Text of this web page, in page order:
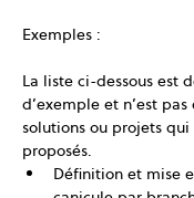
Exemples :
La liste ci-dessous est
d’exemple et n’est
solutions ou projets
proposés.
Définition et mise